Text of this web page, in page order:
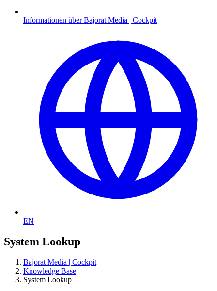
Informationen über Bajorat Media | Cockpit
EN
System Lookup
Bajorat Media | Cockpit
Knowledge Base
System Lookup